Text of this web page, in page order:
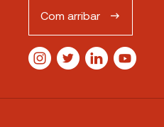
Com arribar